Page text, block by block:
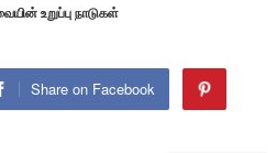
உறுப்பு நாடுகள்
Share on Facebook